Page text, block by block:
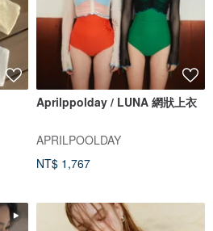
Aprilppolday / LUNA 網狀上衣
APRILPOOLDAY
NT$ 1,767